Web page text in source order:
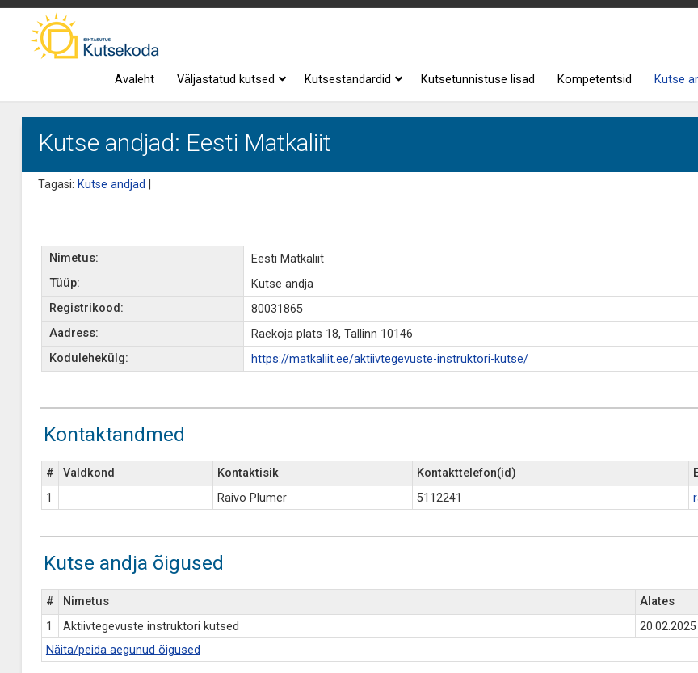
Avaleht Väljastatud kutsed Kutsestandardid Kutsetunnistuse lisad Kompetentsid Kutse
Kutse andjad: Eesti Matkaliit
Tagasi: Kutse andjad
Nimetus:
Eesti Matkaliit
Tüüp:
Kutse andja
Registrikood:
80031865
Aadress:
Raekoja plats 18, Tallinn 10146
Kodulehekülg:
https://matkaliit.ee/aktiivtegevuste-instruktori-kutse/
Kontaktandmed
# Valdkond Kontaktisik Kontakttelefon(id)
1
Raivo Plumer 5112241
Kutse andja õigused
# Nimetus Alates
1
Aktiivtegevuste instruktori kutsed 20.02.2025
Näita/peida aegunud õigused